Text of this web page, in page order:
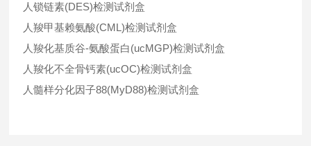
人锁链素(DES)检测试剂盒
人羧甲基赖氨酸(CML)检测试剂盒
人羧化基质谷-氨酸蛋白(ucMGP)检测试剂盒
人羧化不全骨钙素(ucOC)检测试剂盒
人髓样分化因子88(MyD88)检测试剂盒